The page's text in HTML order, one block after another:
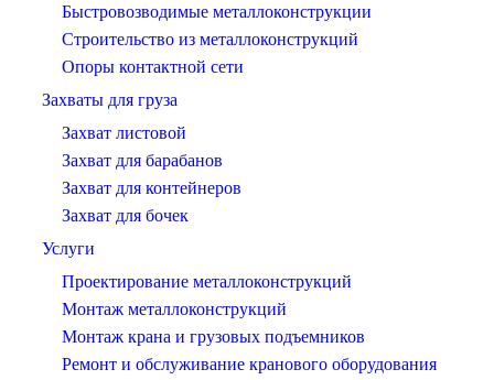
Быстровозводимые металлоконструкции
Строительство из металлоконструкций
Опоры контактной сети
Захваты для груза
Захват листовой
Захват для барабанов
Захват для контейнеров
Захват для бочек
Услуги
Проектирование металлоконструкций
Монтаж металлоконструкций
Монтаж крана и грузовых подъемников
Ремонт и обслуживание кранового оборудования